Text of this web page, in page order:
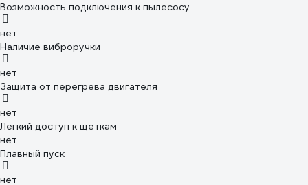
Возможность подключения к пылесосу
нет
Наличие виброручки
нет
Защита от перегрева двигателя
нет
Легкий доступ к щеткам
нет
Плавный пуск
нет